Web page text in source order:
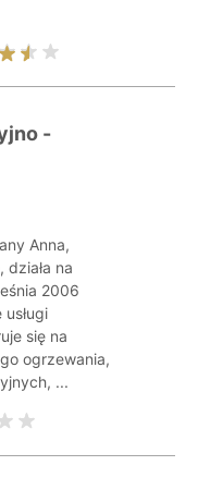
-
Anna,
na
2006
się na
ogrzewania,
...